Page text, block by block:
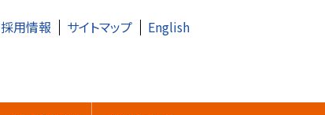
採用情報 サイトマップ English